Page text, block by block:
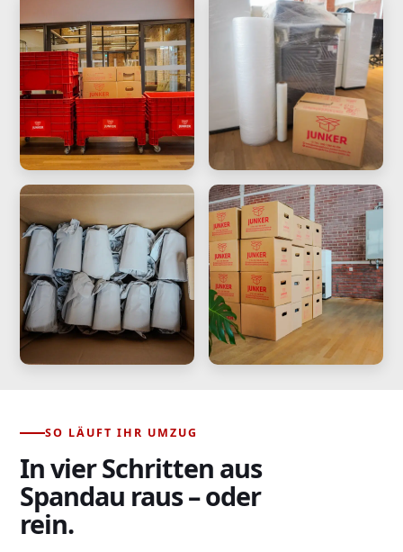
SO LÄUFT IHR UMZUG
In vier Schritten aus
Spandau raus – oder
rein.